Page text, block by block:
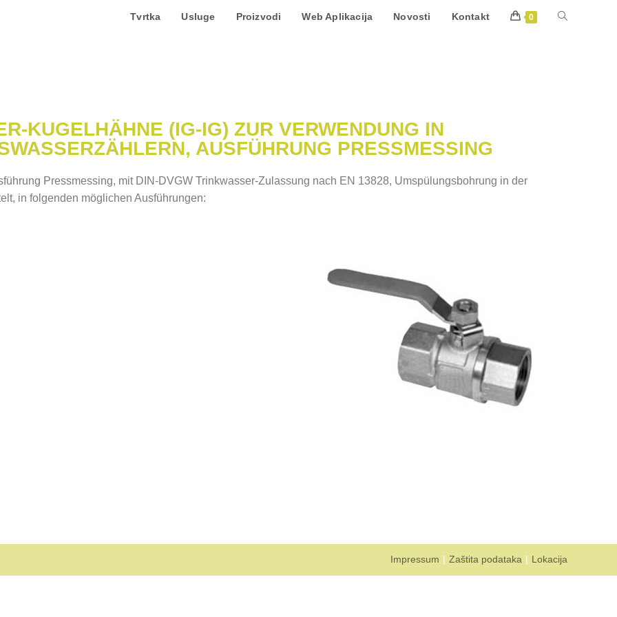
Tvrtka Usluge Proizvodi Web Aplikacija Novosti Kontakt 0
KUGELHÄHNE (IG-IG) ZUR VERWENDUNG IN
AUSFÜHRUNG PRESSMESSING
Pressmessing, mit DIN-DVGW Trinkwasser-Zulassung nach EN 13828, Umspülungsbohrung in der
in folgenden möglichen Ausführungen:
Impressum Zaštita podataka Lokacija